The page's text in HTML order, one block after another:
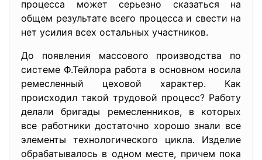
процесса может серьезно сказаться на
общем результате всего процесса и свести на
нет усилия всех остальных участников.
До появления массового производства по
системе Ф.Тейлора работа в основном носила
ремесленный цеховой характер. Как
происходил такой трудовой процесс? Работу
делали бригады ремесленников, в которых
все работники достаточно хорошо знали все
элементы технологического цикла. Изделие
обрабатывалось в одном месте, причем пока